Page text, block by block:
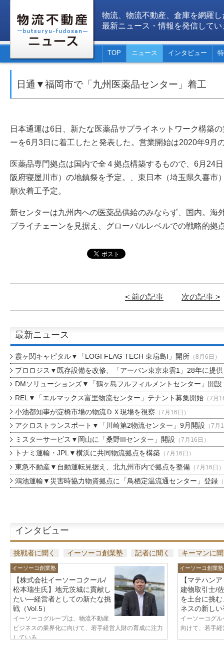
物流、物流不動産、倉庫を網羅し
最新ニュース・情報を発信してい
TOP ニュース インタビュー
日通▼福岡市で「九州医薬品センター」着工
日本通運は6日、新たな医薬品サプライネットワーク構築
ーを6月3日に着工したと発表した。営業開始は2020年9月
医薬品専門拠点は国内で全４拠点構築するもので、6月24
阪府寝屋川市）の地鎮祭を予定。、東日本（埼玉県久喜市
順次着工予定。
新センターは九州内への医薬品供給のみならず、国内。海
プライチェーンを見据え、グローバルレベルでの戦略的拠
< 前の記事 次の記事 >
最新ニュース
霞ヶ関キャピタル▼「LOGI FLAG TECH 東扇島I」開所（8月6日）
プロロジス▼既存設備を改修、「アーバン東京東雲1」28年に提供
DMソリューションズ▼「鶴ヶ島フルフィルメントセンター」開設
REL▼「エルマックス富里物流センター」テナント募集開始（7月
小池都知事が淀橋市場の物流ＤＸ現場を視察 （7月16日）
アクロストランスポート▼「川崎第2物流センター」9月開設 （7月
ミスターサービス▼岡山に「桑野IIIセンター」開設 （7月16日）
トナミ運輸・JPL▼横浜に共同物流拠点を構築（7月16日）
東急不動産▼自動運転見据え、北九州市内で拠点を整備（7月16日）
鴻池運輸▼災害時協力物資拠点に「鳥栖定温流通センター」登録
インタビュー
挑戦者に聞く イーソーコ創業塾 記者に聞く キーマンに
イーソーコ創業塾
【株式会社イーソーコクール/
松本瑞生氏】地元茨城に貢献し
たい—経営者としての新たな挑
戦（Vol.5）
イーソーコグループは、物流不動産
ビジネスの業界化に向けて、若手経営人財の育成に注力
している...
イーソーコ創業塾
【マテハン
建物取引士/
を土台に挑
ネスの新し
イーソーコグ
向けて、若手